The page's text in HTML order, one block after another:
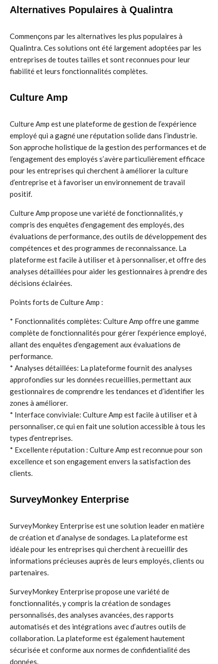
Alternatives Populaires à Qualintra
Commençons par les alternatives les plus populaires à
Qualintra. Ces solutions ont été largement adoptées par les
entreprises de toutes tailles et sont reconnues pour leur
fiabilité et leurs fonctionnalités complètes.
Culture Amp
Culture Amp est une plateforme de gestion de l’expérience
employé qui a gagné une réputation solide dans l’industrie.
Son approche holistique de la gestion des performances et de
l’engagement des employés s’avère particulièrement efficace
pour les entreprises qui cherchent à améliorer la culture
d’entreprise et à favoriser un environnement de travail
positif.
Culture Amp propose une variété de fonctionnalités, y
compris des enquêtes d’engagement des employés, des
évaluations de performance, des outils de développement des
compétences et des programmes de reconnaissance. La
plateforme est facile à utiliser et à personnaliser, et offre des
analyses détaillées pour aider les gestionnaires à prendre des
décisions éclairées.
Points forts de Culture Amp :
* Fonctionnalités complètes: Culture Amp offre une gamme
complète de fonctionnalités pour gérer l’expérience employé,
allant des enquêtes d’engagement aux évaluations de
performance.
* Analyses détaillées: La plateforme fournit des analyses
approfondies sur les données recueillies, permettant aux
gestionnaires de comprendre les tendances et d’identifier les
zones à améliorer.
* Interface conviviale: Culture Amp est facile à utiliser et à
personnaliser, ce qui en fait une solution accessible à tous les
types d’entreprises.
* Excellente réputation : Culture Amp est reconnue pour son
excellence et son engagement envers la satisfaction des
clients.
SurveyMonkey Enterprise
SurveyMonkey Enterprise est une solution leader en matière
de création et d’analyse de sondages. La plateforme est
idéale pour les entreprises qui cherchent à recueillir des
informations précieuses auprès de leurs employés, clients ou
partenaires.
SurveyMonkey Enterprise propose une variété de
fonctionnalités, y compris la création de sondages
personnalisés, des analyses avancées, des rapports
automatisés et des intégrations avec d’autres outils de
collaboration. La plateforme est également hautement
sécurisée et conforme aux normes de confidentialité des
données.